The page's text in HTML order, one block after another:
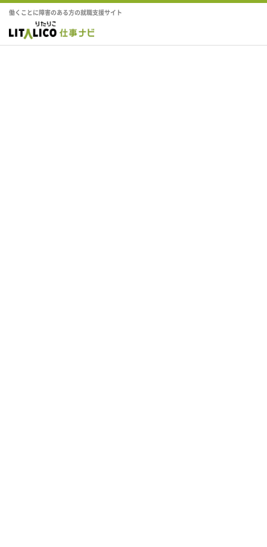
働くことに障害のある方の就職支援サイト